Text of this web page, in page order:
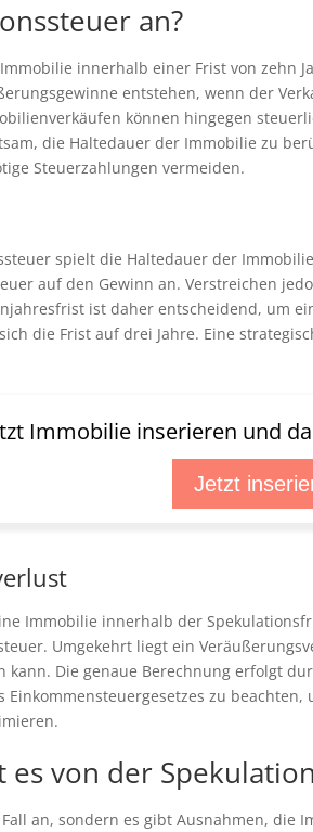
an?
innerhalb einer Frist von zehn
entstehen, wenn der
können hingegen
die Haltedauer der Immobilie zu
Steuerzahlungen vermeiden.
spielt die Haltedauer der
auf den Gewinn an. Verstreichen
ist daher entscheidend, um
die Frist auf drei Jahre. Eine
Immobilie inserieren und
Jetzt
Immobilie innerhalb der
Umgekehrt liegt ein
Die genaue Berechnung erfolgt
Einkommensteuergesetzes zu
von der
an, sondern es gibt Ausnahmen, die